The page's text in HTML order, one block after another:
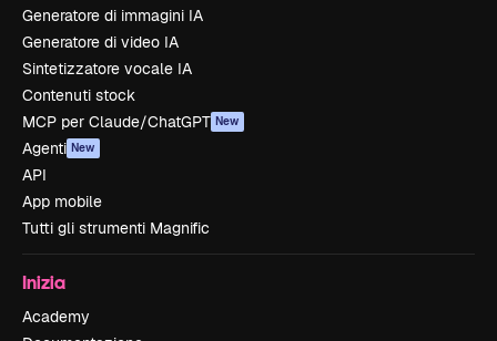
Generatore di immagini IA
Generatore di video IA
Sintetizzatore vocale IA
Contenuti stock
MCP per Claude/ChatGPT New
Agenti New
API
App mobile
Tutti gli strumenti Magnific
Inizia
Academy